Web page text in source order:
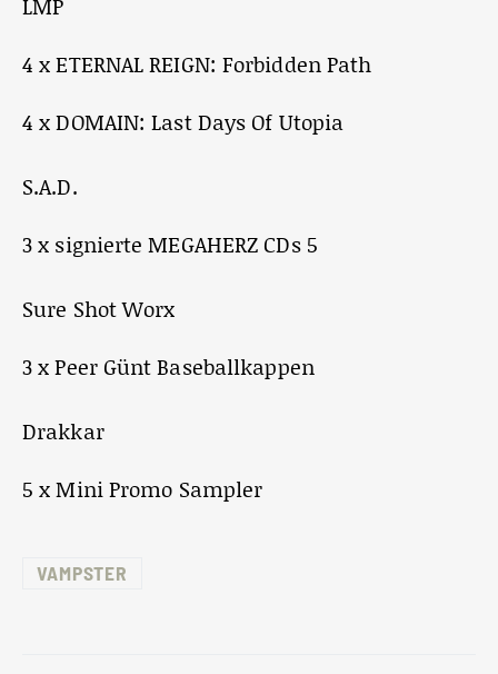
4 x ETERNAL REIGN: Forbidden Path
4 x DOMAIN: Last Days Of Utopia
S.A.D.
3 x signierte MEGAHERZ CDs 5
Sure Shot Worx
3 x Peer Günt Baseballkappen
Drakkar
5 x Mini Promo Sampler
VAMPSTER